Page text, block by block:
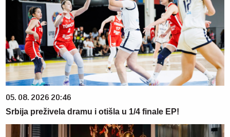
05. 08. 2026 20:46
Srbija preživela dramu i otišla u 1/4 finale EP!